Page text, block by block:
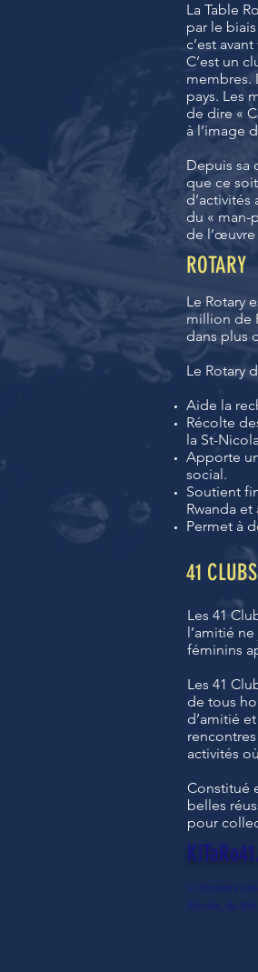
La Table
par le
c’est
C’est un
membres.
pays. Les
de dire «
à l’image
Depuis sa
que ce
du « man-
de
ROTARY
Le Rotary
million de
dans plus
Le Rotary
Aide la
Récolte
la St-
Apporte
social.
Soutient
Rwanda et
Permet à
41 CLUBS
Les 41
l’amitié
féminins
Les 41
de tous
d’amitié
activités
Constitué
belles
pour
Ronde, du